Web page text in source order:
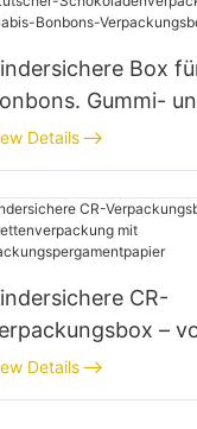
Box
Gummi-
Cannabis-
Details
CR-
–
Details